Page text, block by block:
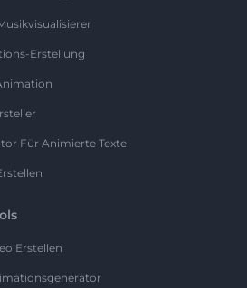
Erstellung
Für Animierte Texte
Erstellen